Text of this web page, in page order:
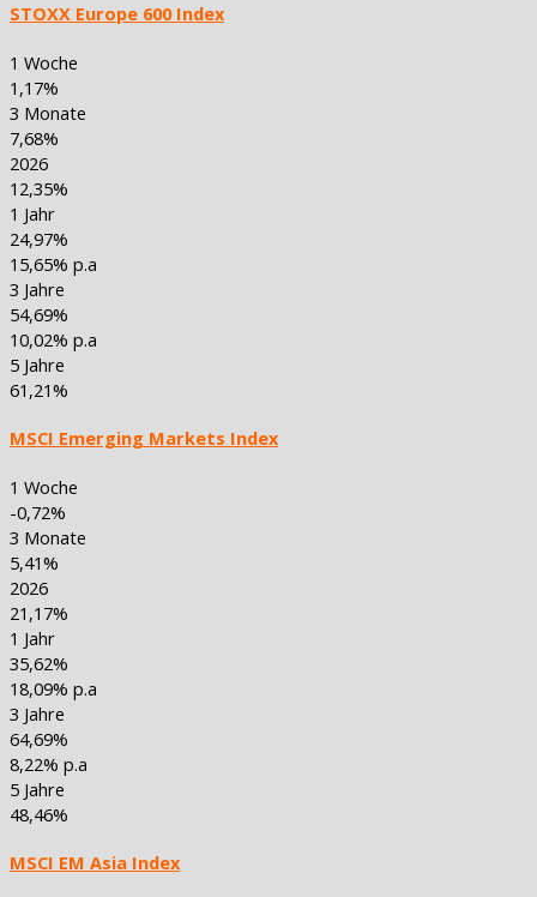
STOXX Europe 600 Index
1 Woche
1,17%
3 Monate
7,68%
2026
12,35%
1 Jahr
24,97%
15,65% p.a
3 Jahre
54,69%
10,02% p.a
5 Jahre
61,21%
MSCI Emerging Markets Index
1 Woche
-0,72%
3 Monate
5,41%
2026
21,17%
1 Jahr
35,62%
18,09% p.a
3 Jahre
64,69%
8,22% p.a
5 Jahre
48,46%
MSCI EM Asia Index